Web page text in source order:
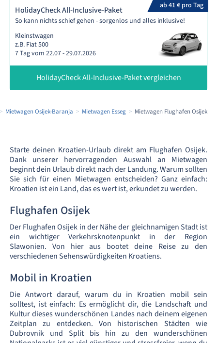
ab 41 € pro Tag
HolidayCheck All-Inclusive-Paket
So kann nichts schief gehen - sorgenlos und alles inklusive!
Kleinstwagen
z.B. Fiat 500
7 Tag vom 22.07 - 29.07.2026
HolidayCheck All-Inclusive-Paket vergleichen
Mietwagen Osijek-Baranja Mietwagen Esseg Mietwagen Flughafen Osijek
Starte deinen Kroatien-Urlaub direkt am Flughafen Osijek.
Dank unserer hervorragenden Auswahl an Mietwagen
beginnt dein Urlaub direkt nach der Landung. Warum sollten
Sie sich für einen Mietwagen entscheiden? Ganz einfach:
Kroatien ist ein Land, das es wert ist, erkundet zu werden.
Flughafen Osijek
Der Flughafen Osijek in der Nähe der gleichnamigen Stadt ist
ein wichtiger Verkehrsknotenpunkt in der Region
Slawonien. Von hier aus bootet deine Reise zu den
verschiedenen Sehenswürdigkeiten Kroatiens.
Mobil in Kroatien
Die Antwort darauf, warum du in Kroatien mobil sein
solltest, ist einfach: Es ermöglicht dir, die Landschaft und
Kultur dieses wunderschönen Landes nach deinem eigenen
Zeitplan zu entdecken. Von historischen Städten wie
Dubrovnik und Split bis hin zu den wunderschönen